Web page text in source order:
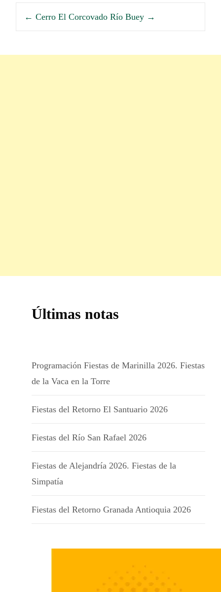
← Cerro El Corcovado Río Buey →
Últimas notas
Programación Fiestas de Marinilla 2026. Fiestas
de la Vaca en la Torre
Fiestas del Retorno El Santuario 2026
Fiestas del Río San Rafael 2026
Fiestas de Alejandría 2026. Fiestas de la
Simpatía
Fiestas del Retorno Granada Antioquia 2026